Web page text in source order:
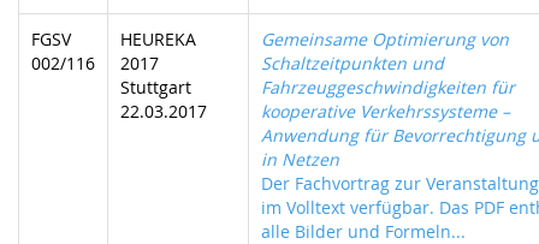
FGSV
002/116
HEUREKA
2017
Stuttgart
22.03.2017
Gemeinsame Optimierung von
Schaltzeitpunkten und
Fahrzeuggeschwindigkeiten für
kooperative Verkehrssysteme –
Anwendung für Bevorrechtigung
in Netzen
Der Fachvortrag zur
im Volltext verfügbar. Das PDF
alle Bilder und Formeln...